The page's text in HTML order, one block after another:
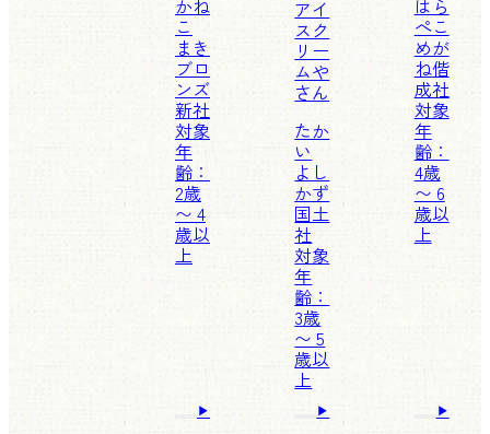
こ
まき
ブロ
ンズ
新社
対象
年
齢：
2歳
〜 4
歳以
上
アイ
スク
リー
ムや
さん
たか
い
よし
かず
国土
社
対象
年
齢：
3歳
〜 5
歳以
上
ぺこ
めが
ね偕
成社
対象
年
齢：
4歳
〜 6
歳以
上